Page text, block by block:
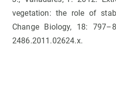
vegetation: the role of
Change Biology, 18:
2486.2011.02624.x.